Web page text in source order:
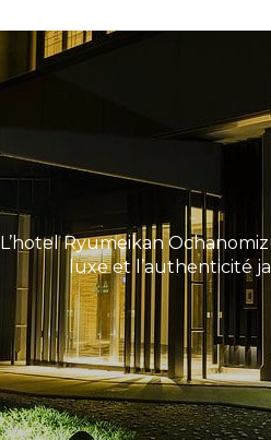
L’hotel Ryumeikan
luxe et l’authenticité